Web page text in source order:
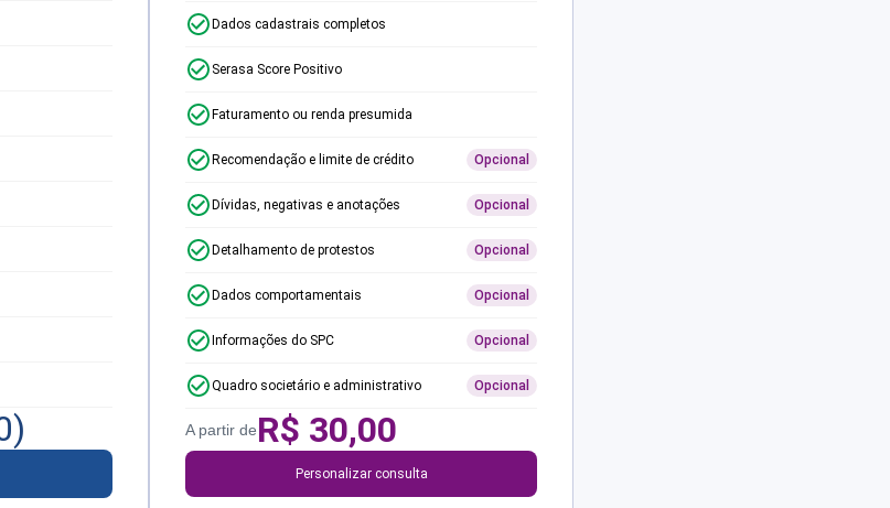
)
Dados cadastrais completos
Serasa Score Positivo
Faturamento ou renda presumida
Recomendação e limite de crédito Opcional
Dívidas, negativas e anotações Opcional
Detalhamento de protestos Opcional
Dados comportamentais Opcional
Informações do SPC Opcional
Quadro societário e administrativo Opcional
A partir deR$ 30,00
Personalizar consulta